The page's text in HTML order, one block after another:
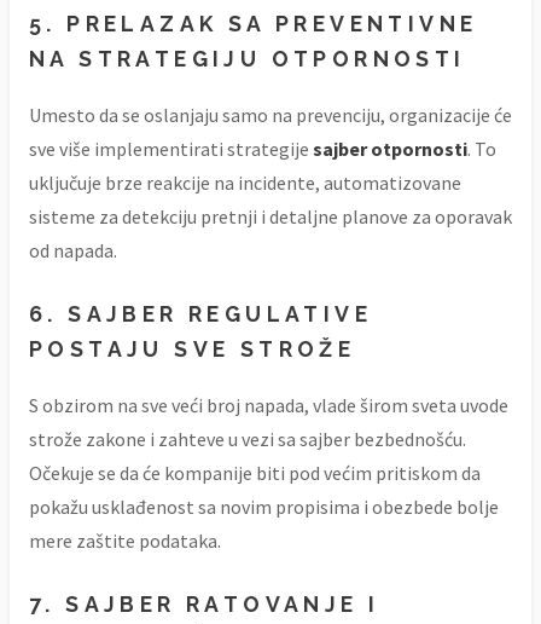
5. PRELAZAK SA PREVENTIVNE
NA STRATEGIJU OTPORNOSTI
Umesto da se oslanjaju samo na prevenciju, organizacije će
sve više implementirati strategije sajber otpornosti. To
uključuje brze reakcije na incidente, automatizovane
sisteme za detekciju pretnji i detaljne planove za oporavak
od napada.
6.SAJBER REGULATIVE
POSTAJU SVE STROŽE
S obzirom na sve veći broj napada, vlade širom sveta uvode
strože zakone i zahteve u vezi sa sajber bezbednošću.
Očekuje se da će kompanije biti pod većim pritiskom da
pokažu usklađenost sa novim propisima i obezbede bolje
mere zaštite podataka.
7.SAJBER RATOVANJE I